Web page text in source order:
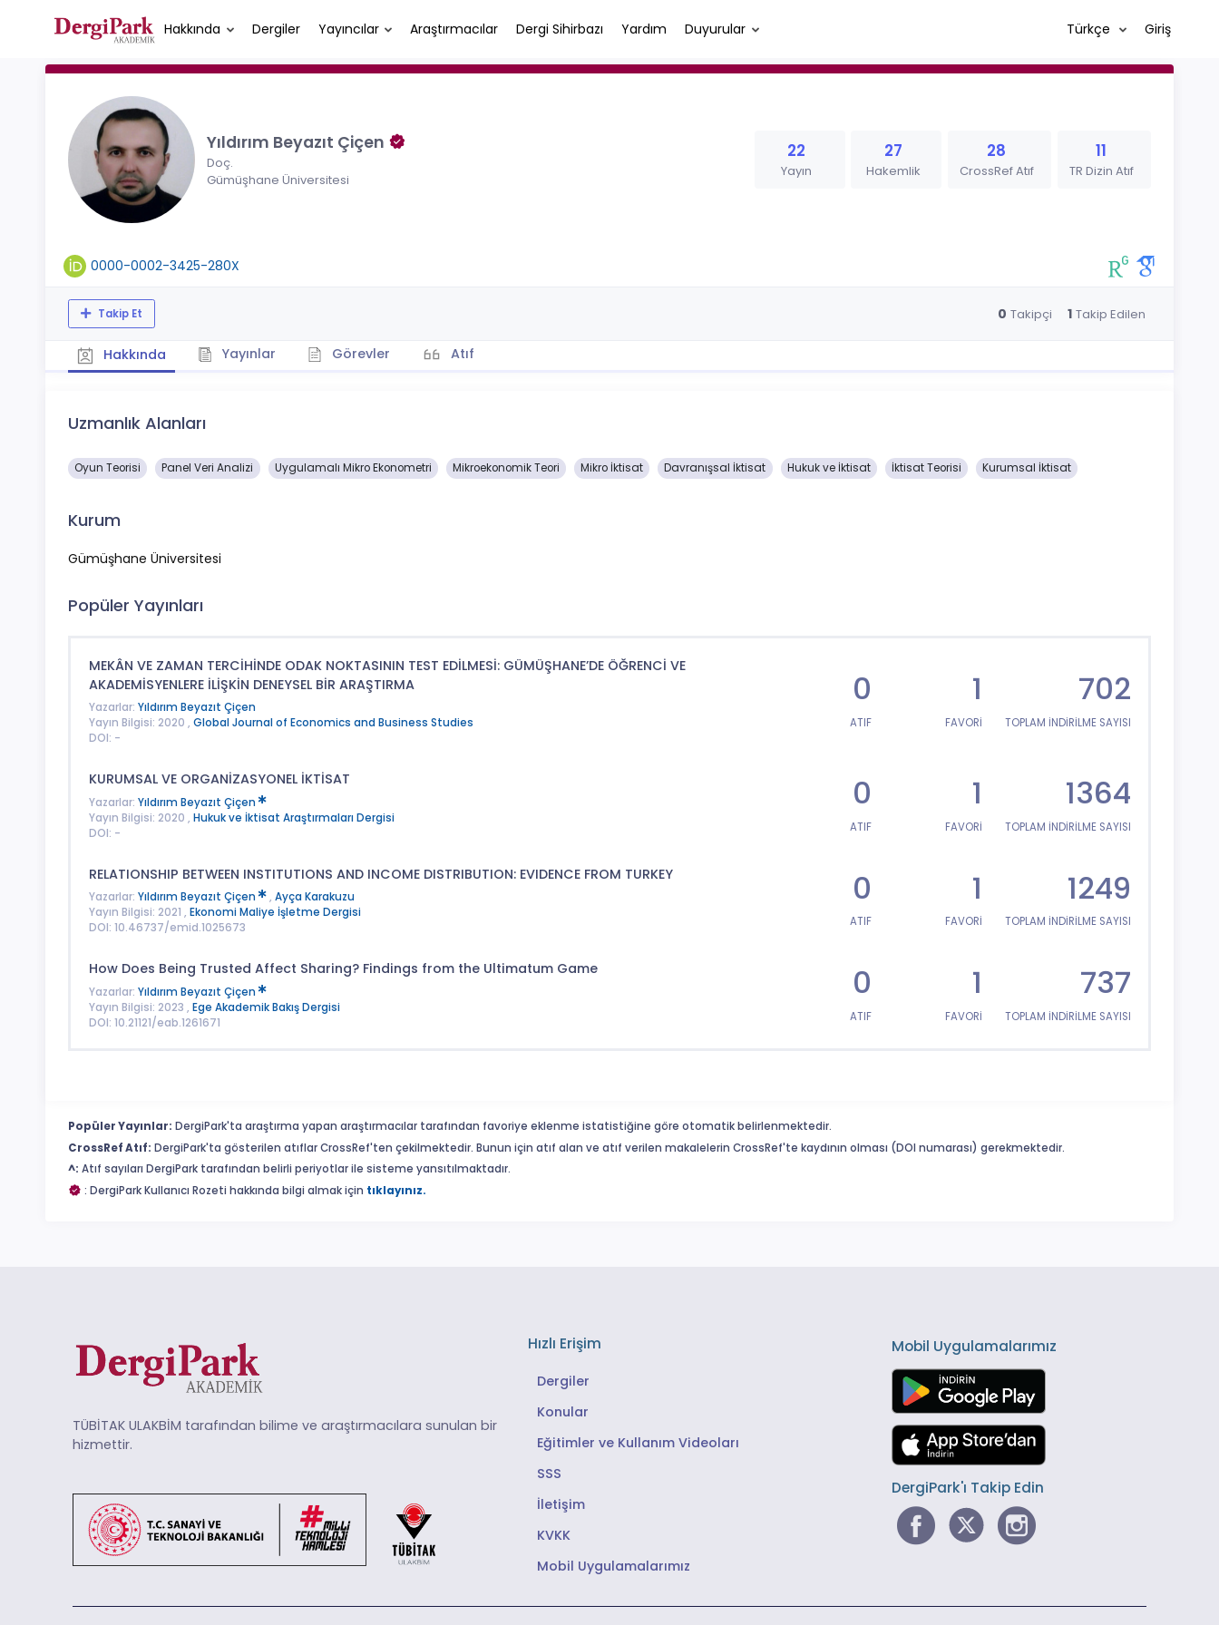
Hakkında Dergiler Yayıncılar Araştırmacılar Dergi Sihirbazı Yardım Duyurular Türkçe Giriş
Yıldırım Beyazıt Çiçen
Doç.
Gümüşhane Üniversitesi
22
Yayın
27
Hakemlik
28
CrossRef Atıf
11
TR Dizin Atıf
0000-0002-3425-280X
Takip Et 0 Takipçi 1 Takip Edilen
Hakkında Yayınlar Görevler Atıf
Uzmanlık Alanları
Oyun Teorisi Panel Veri Analizi Uygulamalı Mikro Ekonometri Mikroekonomik Teori Mikro İktisat Davranışsal İktisat Hukuk ve İktisat İktisat Teorisi Kurumsal İktisat
Kurum
Gümüşhane Üniversitesi
Popüler Yayınları
MEKÂN VE ZAMAN TERCİHİNDE ODAK NOKTASININ TEST EDİLMESİ: GÜMÜŞHANE’DE ÖĞRENCİ VE
AKADEMİSYENLERE İLİŞKİN DENEYSEL BİR ARAŞTIRMA
Yazarlar: Yıldırım Beyazıt Çiçen
Yayın Bilgisi: 2020 , Global Journal of Economics and Business Studies
DOI: -
0
ATIF
1
FAVORİ
702
TOPLAM İNDİRİLME SAYISI
KURUMSAL VE ORGANİZASYONEL İKTİSAT
Yazarlar: Yıldırım Beyazıt Çiçen
Yayın Bilgisi: 2020 , Hukuk ve İktisat Araştırmaları Dergisi
DOI: -
0
ATIF
1
FAVORİ
1364
TOPLAM İNDİRİLME SAYISI
RELATIONSHIP BETWEEN INSTITUTIONS AND INCOME DISTRIBUTION: EVIDENCE FROM TURKEY
Yazarlar: Yıldırım Beyazıt Çiçen , Ayça Karakuzu
Yayın Bilgisi: 2021 , Ekonomi Maliye İşletme Dergisi
DOI: 10.46737/emid.1025673
0
ATIF
1
FAVORİ
1249
TOPLAM İNDİRİLME SAYISI
How Does Being Trusted Affect Sharing? Findings from the Ultimatum Game
Yazarlar: Yıldırım Beyazıt Çiçen
Yayın Bilgisi: 2023 , Ege Akademik Bakış Dergisi
DOI: 10.21121/eab.1261671
0
ATIF
1
FAVORİ
737
TOPLAM İNDİRİLME SAYISI
Popüler Yayınlar: DergiPark'ta araştırma yapan araştırmacılar tarafından favoriye eklenme istatistiğine göre otomatik belirlenmektedir.
CrossRef Atıf: DergiPark'ta gösterilen atıflar CrossRef'ten çekilmektedir. Bunun için atıf alan ve atıf verilen makalelerin CrossRef'te kaydının olması (DOI numarası) gerekmektedir.
^: Atıf sayıları DergiPark tarafından belirli periyotlar ile sisteme yansıtılmaktadır.
: DergiPark Kullanıcı Rozeti hakkında bilgi almak için tıklayınız.
TÜBİTAK ULAKBİM tarafından bilime ve araştırmacılara sunulan bir
hizmettir.
Hızlı Erişim
Dergiler
Konular
Eğitimler ve Kullanım Videoları
SSS
İletişim
KVKK
Mobil Uygulamalarımız
Mobil Uygulamalarımız
DergiPark'ı Takip Edin